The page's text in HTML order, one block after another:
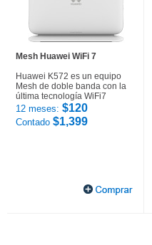
Mesh Huawei WiFi 7
Huawei K572 es un equipo
Mesh de doble banda con la
última tecnología WiFi7
12 meses: $120
Contado $1,399